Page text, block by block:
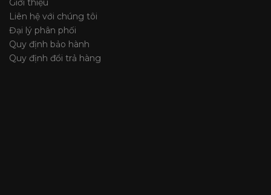
Giới thiệu
Liên hệ với chúng tôi
Đại lý phân phối
Quy định bảo hành
Quy định đổi trả hàng